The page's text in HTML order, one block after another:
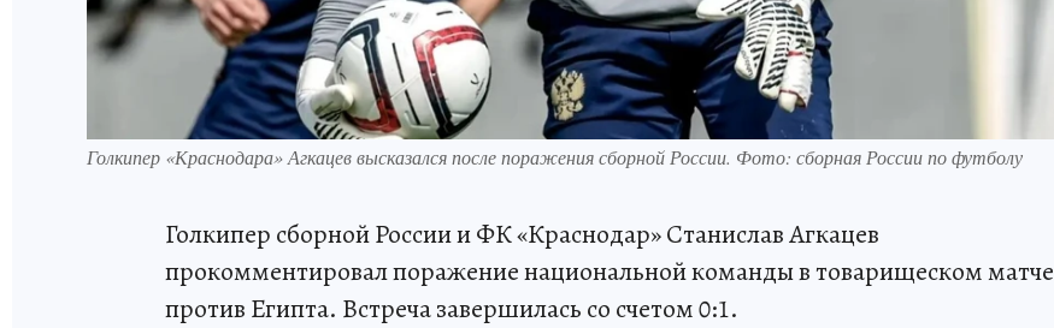
Голкипер «Краснодара» Агкацев высказался после поражения сборной России. Фото: сборная России по футболу
Голкипер сборной России и ФК «Краснодар» Станислав Агкацев
прокомментировал поражение национальной команды в товарищеском матче
против Египта. Встреча завершилась со счетом 0:1.